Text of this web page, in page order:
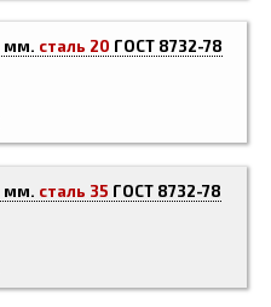
мм. сталь 20 ГОСТ 8732-78
мм. сталь 35 ГОСТ 8732-78